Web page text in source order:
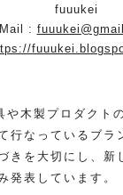
fuuukei
Mail :
木製プロダクト
行なっているブラ
きを大切にし、新
発表しています。